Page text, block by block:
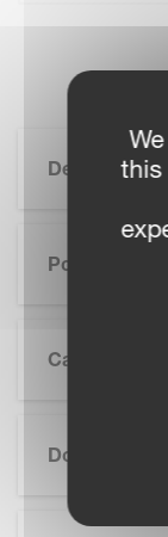
Description
Points Forts
this